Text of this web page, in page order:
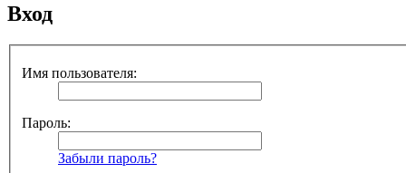
Вход
Имя пользователя:
Пароль:
Забыли пароль?